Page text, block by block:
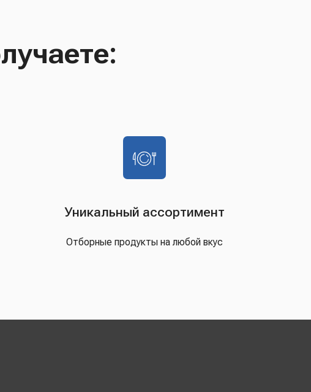
Уникальный ассортимент
Отборные продукты на любой вкус